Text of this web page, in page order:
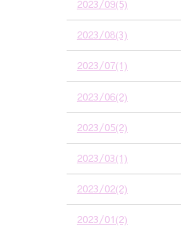
2023/09(5)
2023/08(3)
2023/07(1)
2023/06(2)
2023/05(2)
2023/03(1)
2023/02(2)
2023/01(2)